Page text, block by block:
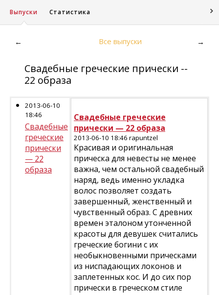
Выпуски Статистика
← Все выпуски →
Свадебные греческие прически --
22 образа
2013-06-10
18:46
Свадебные
греческие
прически
— 22
образа
Свадебные греческие
прически — 22 образа
2013-06-10 18:46 rapuntzel
Красивая и оригинальная
прическа для невесты не менее
важна, чем остальной свадебный
наряд, ведь именно укладка
волос позволяет создать
завершенный, женственный и
чувственный образ. С древних
времен эталоном утонченной
красоты для девушек считались
греческие богини с их
необыкновенными прическами
из ниспадающих локонов и
заплетенных кос. И до сих пор
прически в греческом стиле